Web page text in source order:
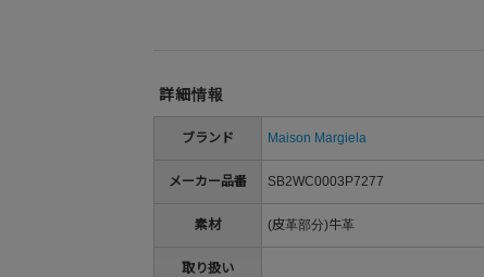
詳細情報
ブランド Maison Margiela
メーカー品番 SB2WC0003P7277
素材 (皮革部分)牛革
取り扱い